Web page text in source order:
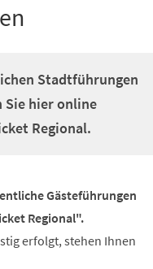
Stadtführungen
hier online
Regional.
Gästeführungen
Regional".
erfolgt, stehen Ihnen